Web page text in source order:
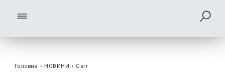
Головна › НОВИНИ › Світ